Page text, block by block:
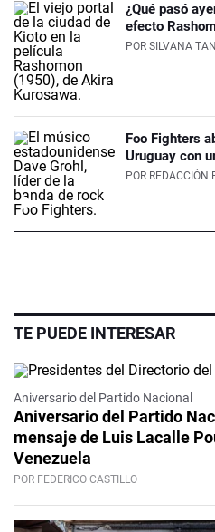
¿Qué pasó
efecto
POR SILVANA
Foo Fighters
Uruguay con
POR REDACCIÓN
TE PUEDE INTERESAR
Aniversario del Partido Nacional
Aniversario del Partido
mensaje de Luis Lacalle
Venezuela
POR FEDERICO CASTILLO